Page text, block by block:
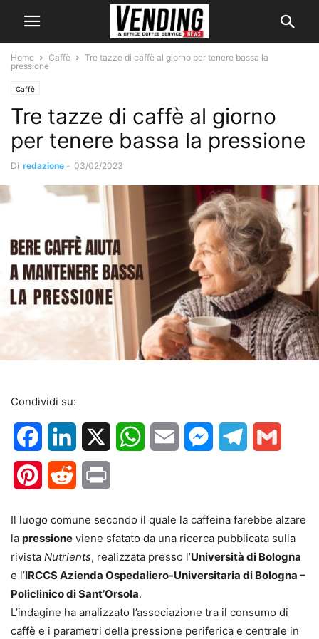
Home Caffè
Tre tazze di caffè al giorno per tenere bassa la
pressione
Caffè
Tre tazze di caffè al giorno
per tenere bassa la pressione
Di redazione - 03/02/2023
Condividi su:
FacebookLinkedIn WhatsApp
Email MessengerTelegram
PinterestReddit
Il luogo comune secondo il quale la caffeina farebbe alzare
la pressione viene sfatato da una ricerca pubblicata sulla
rivista Nutrients, realizzata presso l’Università di Bologna
e l’IRCCS Azienda Ospedaliero-Universitaria di Bologna –
Policlinico di Sant’Orsola.
L’indagine ha analizzato l’associazione tra il consumo di
caffè e i parametri della pressione periferica e centrale in